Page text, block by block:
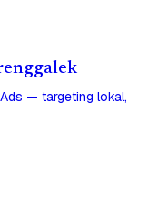
— targeting lokal,